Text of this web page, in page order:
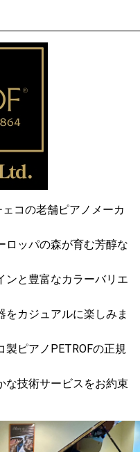
コの老舗ピアノメーカ
ロッパの森が育む芳醇な
ンと豊富なカラーバリエ
カジュアルに楽しみま
ピアノPETROFの正規
な技術サービスをお約束